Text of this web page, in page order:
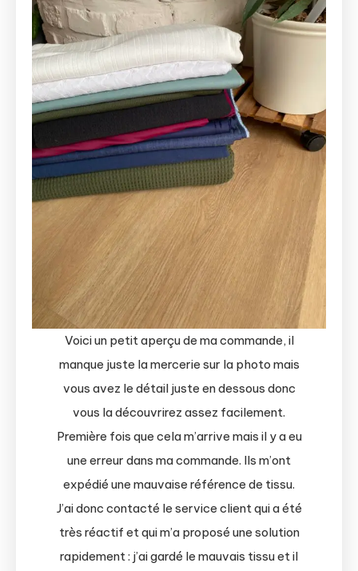
Voici un petit aperçu de ma commande, il
manque juste la mercerie sur la photo mais
vous avez le détail juste en dessous donc
vous la découvrirez assez facilement.
Première fois que cela m’arrive mais il y a eu
une erreur dans ma commande. Ils m’ont
expédié une mauvaise référence de tissu.
J’ai donc contacté le service client qui a été
très réactif et qui m’a proposé une solution
rapidement : j’ai gardé le mauvais tissu et il